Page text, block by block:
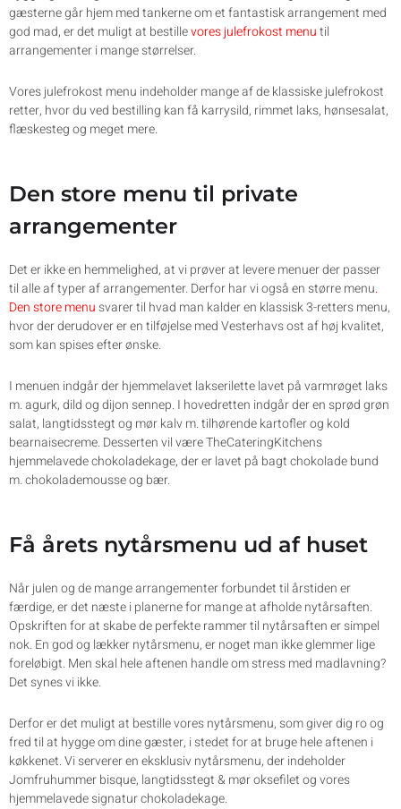
gæsterne går hjem med tankerne om et fantastisk arrangement med
god mad, er det muligt at bestillevores julefrokost menutil
arrangementer i mange størrelser.
Vores julefrokost menu indeholder mange af de klassiske julefrokost
retter, hvor du ved bestilling kan få karrysild, rimmet laks, hønsesalat,
flæskesteg og meget mere.
Den store menu til private
arrangementer
Det er ikke en hemmelighed, at vi prøver at levere menuer der passer
til alle af typer af arrangementer. Derfor har vi også en større menu.
Den store menusvarer til hvad man kalder en klassisk 3-retters menu,
hvor der derudover er en tilføjelse med Vesterhavs ost af høj kvalitet,
som kan spises efter ønske.
I menuen indgår der hjemmelavet lakserilette lavet på varmrøget laks
m. agurk, dild og dijon sennep. I hovedretten indgår der en sprød grøn
salat, langtidsstegt og mør kalv m. tilhørende kartofler og kold
bearnaisecreme. Desserten vil være TheCateringKitchens
hjemmelavede chokoladekage, der er lavet på bagt chokolade bund
m. chokolademousse og bær.
Få årets nytårsmenu ud af huset
Når julen og de mange arrangementer forbundet til årstiden er
færdige, er det næste i planerne for mange at afholde nytårsaften.
Opskriften for at skabe de perfekte rammer til nytårsaften er simpel
nok. En god og lækker nytårsmenu, er noget man ikke glemmer lige
foreløbigt. Men skal hele aftenen handle om stress med madlavning?
Det synes vi ikke.
Derfor er det muligt at bestille vores nytårsmenu, som giver dig ro og
fred til at hygge om dine gæster, i stedet for at bruge hele aftenen i
køkkenet. Vi serverer en eksklusiv nytårsmenu, der indeholder
Jomfruhummer bisque, langtidsstegt & mør oksefilet og vores
hjemmelavede signatur chokoladekage.